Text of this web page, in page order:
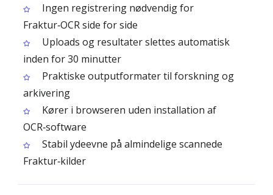
Ingen registrering nødvendig for
Fraktur‑OCR side for side
Uploads og resultater slettes automatisk
inden for 30 minutter
Praktiske outputformater til forskning og
arkivering
Kører i browseren uden installation af
OCR‑software
Stabil ydeevne på almindelige scannede
Fraktur‑kilder